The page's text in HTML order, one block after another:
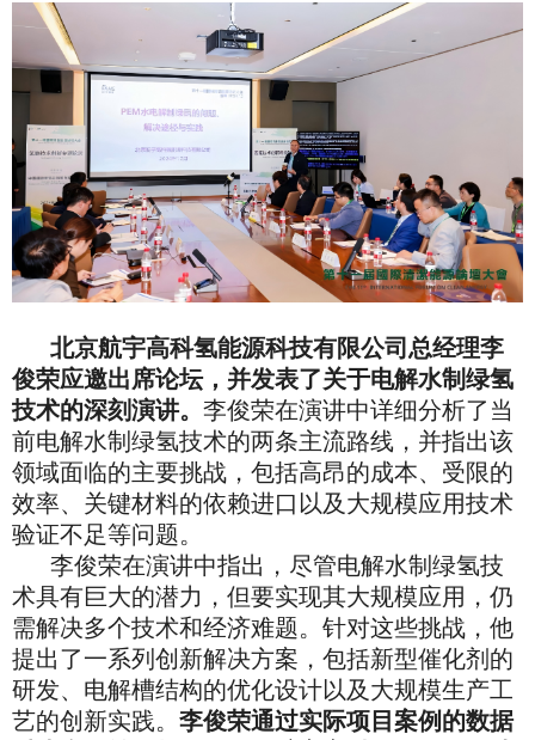
北京航宇高科氢能源科技有限公司总经理李
俊荣应邀出席论坛，并发表了关于电解水制绿氢
技术的深刻演讲。 李俊荣在演讲中详细分析了当
前电解水制绿氢技术的两条主流路线，并指出该
领域面临的主要挑战，包括高昂的成本、受限的
效率、关键材料的依赖进口以及大规模应用技术
验证不足等问题。
李俊荣在演讲中指出，尽管电解水制绿氢技
术具有巨大的潜力，但要实现其大规模应用，仍
需解决多个技术和经济难题。针对这些挑战，他
提出了一系列创新解决方案，包括新型催化剂的
研发、电解槽结构的优化设计以及大规模生产工
艺的创新实践。 李俊荣通过实际项目案例的数据